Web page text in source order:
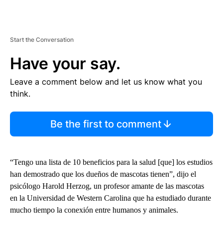
Start the Conversation
Have your say.
Leave a comment below and let us know what you
think.
Be the first to comment
“Tengo una lista de 10 beneficios para la salud [que] los estudios
han demostrado que los dueños de mascotas tienen”, dijo el
psicólogo Harold Herzog, un profesor amante de las mascotas
en la Universidad de Western Carolina que ha estudiado durante
mucho tiempo la conexión entre humanos y animales.